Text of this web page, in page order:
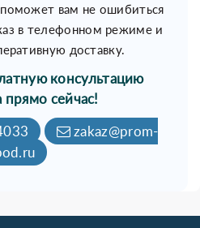
вам не ошибиться
в телефонном режиме и
доставку.
консультацию
прямо сейчас!
zakaz@prom-